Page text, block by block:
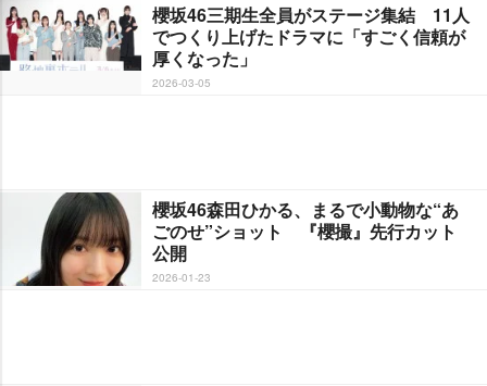
櫻坂46三期生全員がステージ集結 11人
でつくり上げたドラマに「すごく信頼が
厚くなった」
2026-03-05
櫻坂46森田ひかる、まるで小動物な“あ
ごのせ”ショット 『櫻撮』先行カット
公開
2026-01-23